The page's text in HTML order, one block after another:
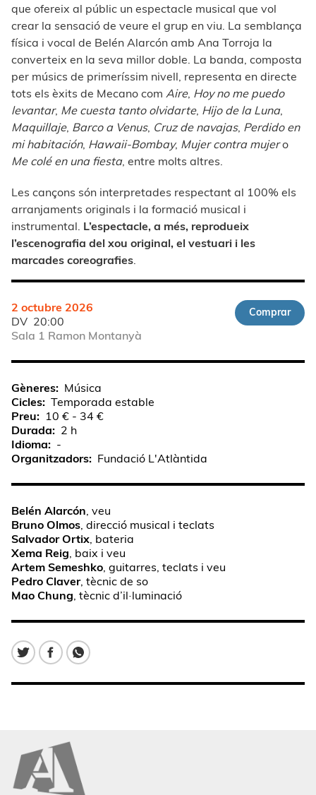
que ofereix al públic un espectacle musical que vol
crear la sensació de veure el grup en viu. La semblança
física i vocal de Belén Alarcón amb Ana Torroja la
converteix en la seva millor doble. La banda, composta
per músics de primeríssim nivell, representa en directe
tots els èxits de Mecano com Aire, Hoy no me puedo
levantar, Me cuesta tanto olvidarte, Hijo de la Luna,
Maquillaje, Barco a Venus, Cruz de navajas, Perdido en
mi habitación, Hawaii-Bombay, Mujer contra mujero
Me colé en una fiesta, entre molts altres.
Les cançons són interpretades respectant al 100% els
arranjaments originals i la formació musical i
instrumental. L’espectacle, a més, reprodueix
l’escenografia del xou original, el vestuari i les
marcades coreografies
2 octubre 2026
DV 20:00
Sala 1 Ramon Montanyà
Comprar
Gèneres
Música
Cicles Temporada estable
Preu
10 € - 34 €
Durada
2 h
Idioma
-
Organitzadors
Fundació L'Atlàntida
Belén Alarcón , veu
Bruno Olmos , direcció musical i teclats
Salvador Ortix , bateria
Xema Reig , baix i veu
Artem Semeshko , guitarres, teclats i veu
Pedro Claver, tècnic de so
Mao Chung , tècnic d’il·luminació